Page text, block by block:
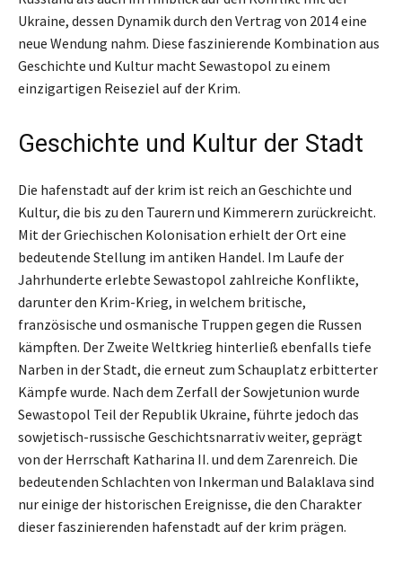
Ukraine, dessen Dynamik durch den Vertrag von 2014 eine
neue Wendung nahm. Diese faszinierende Kombination aus
Geschichte und Kultur macht Sewastopol zu einem
einzigartigen Reiseziel auf der Krim.
Geschichte und Kultur der Stadt
Die hafenstadt auf der krim ist reich an Geschichte und
Kultur, die bis zu den Taurern und Kimmerern zurückreicht.
Mit der Griechischen Kolonisation erhielt der Ort eine
bedeutende Stellung im antiken Handel. Im Laufe der
Jahrhunderte erlebte Sewastopol zahlreiche Konflikte,
darunter den Krim-Krieg, in welchem britische,
französische und osmanische Truppen gegen die Russen
kämpften. Der Zweite Weltkrieg hinterließ ebenfalls tiefe
Narben in der Stadt, die erneut zum Schauplatz erbitterter
Kämpfe wurde. Nach dem Zerfall der Sowjetunion wurde
Sewastopol Teil der Republik Ukraine, führte jedoch das
sowjetisch-russische Geschichtsnarrativ weiter, geprägt
von der Herrschaft Katharina II. und dem Zarenreich. Die
bedeutenden Schlachten von Inkerman und Balaklava sind
nur einige der historischen Ereignisse, die den Charakter
dieser faszinierenden hafenstadt auf der krim prägen.